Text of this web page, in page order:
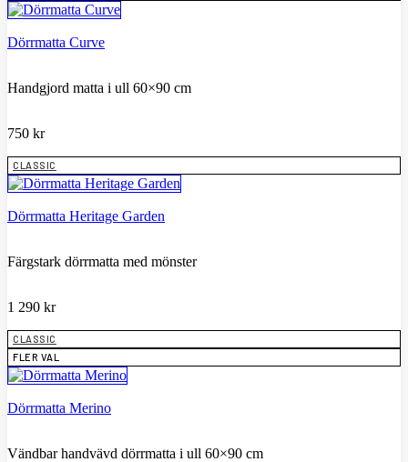
Dörrmatta Curve
Handgjord matta i ull 60×90 cm
750 kr
CLASSIC
Dörrmatta Heritage Garden
Färgstark dörrmatta med mönster
1 290 kr
CLASSIC
FLER VAL
Dörrmatta Merino
Vändbar handvävd dörrmatta i ull 60×90 cm